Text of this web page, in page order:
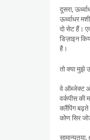
दूसरा,
ऊर्ध्वाधर
दो सेट हैं।
डिज़ाइन
है।
तो क्या मुझे
वे ऑब्जेक्ट
वर्कपीस की
क्लैंपिंग
कोण सिर